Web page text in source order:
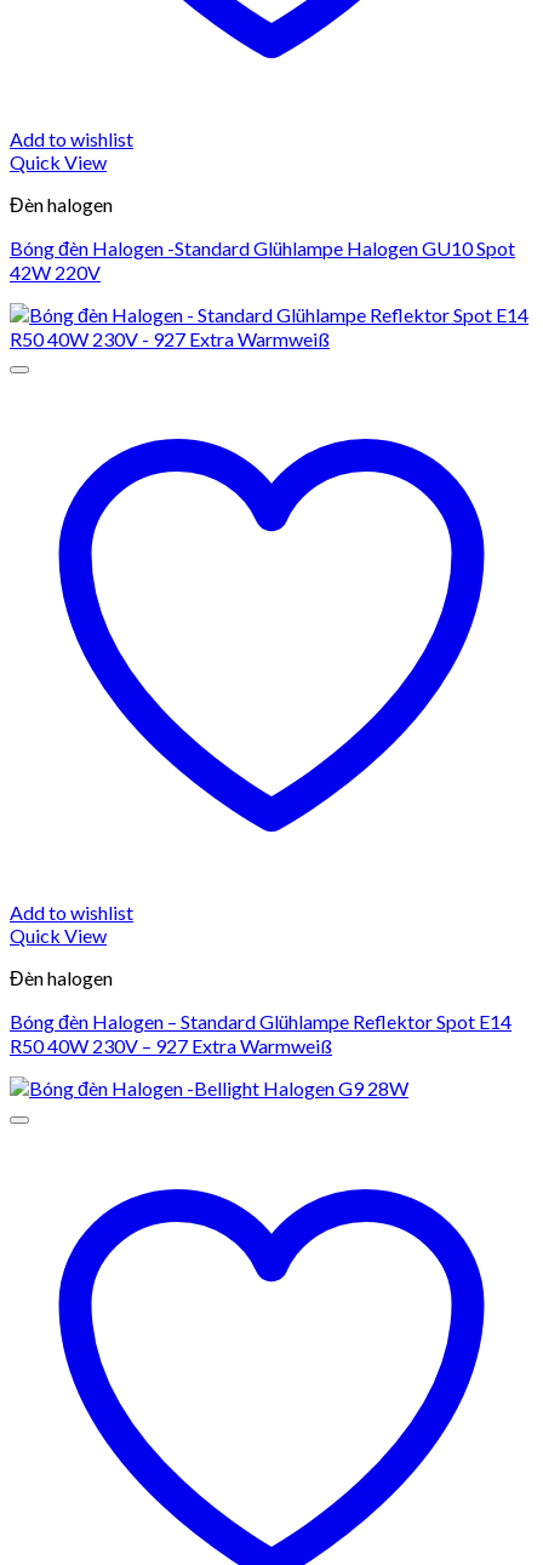
Add to wishlist
Quick View
Đèn halogen
Bóng đèn Halogen -Standard Glühlampe Halogen GU10 Spot
42W 220V
Add to wishlist
Quick View
Đèn halogen
Bóng đèn Halogen – Standard Glühlampe Reflektor Spot E14
R50 40W 230V – 927 Extra Warmweiß